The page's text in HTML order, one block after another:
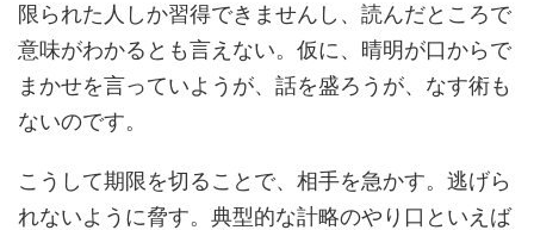
限られた人しか習得できませんし、読んだところで
意味がわかるとも言えない。仮に、晴明が口からで
まかせを言っていようが、話を盛ろうが、なす術も
ないのです。
こうして期限を切ることで、相手を急かす。逃げら
れないように脅す。典型的な計略のやり口といえば